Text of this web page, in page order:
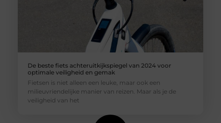
De beste fiets achteruitkijkspiegel van 2024 voor
optimale veiligheid en gemak
Fietsen is niet alleen een leuke, maar ook een
milieuvriendelijke manier van reizen. Maar als je de
veiligheid van het